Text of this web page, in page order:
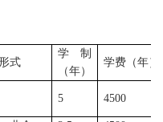
式
学制
（年）
学费（年）
5 4500